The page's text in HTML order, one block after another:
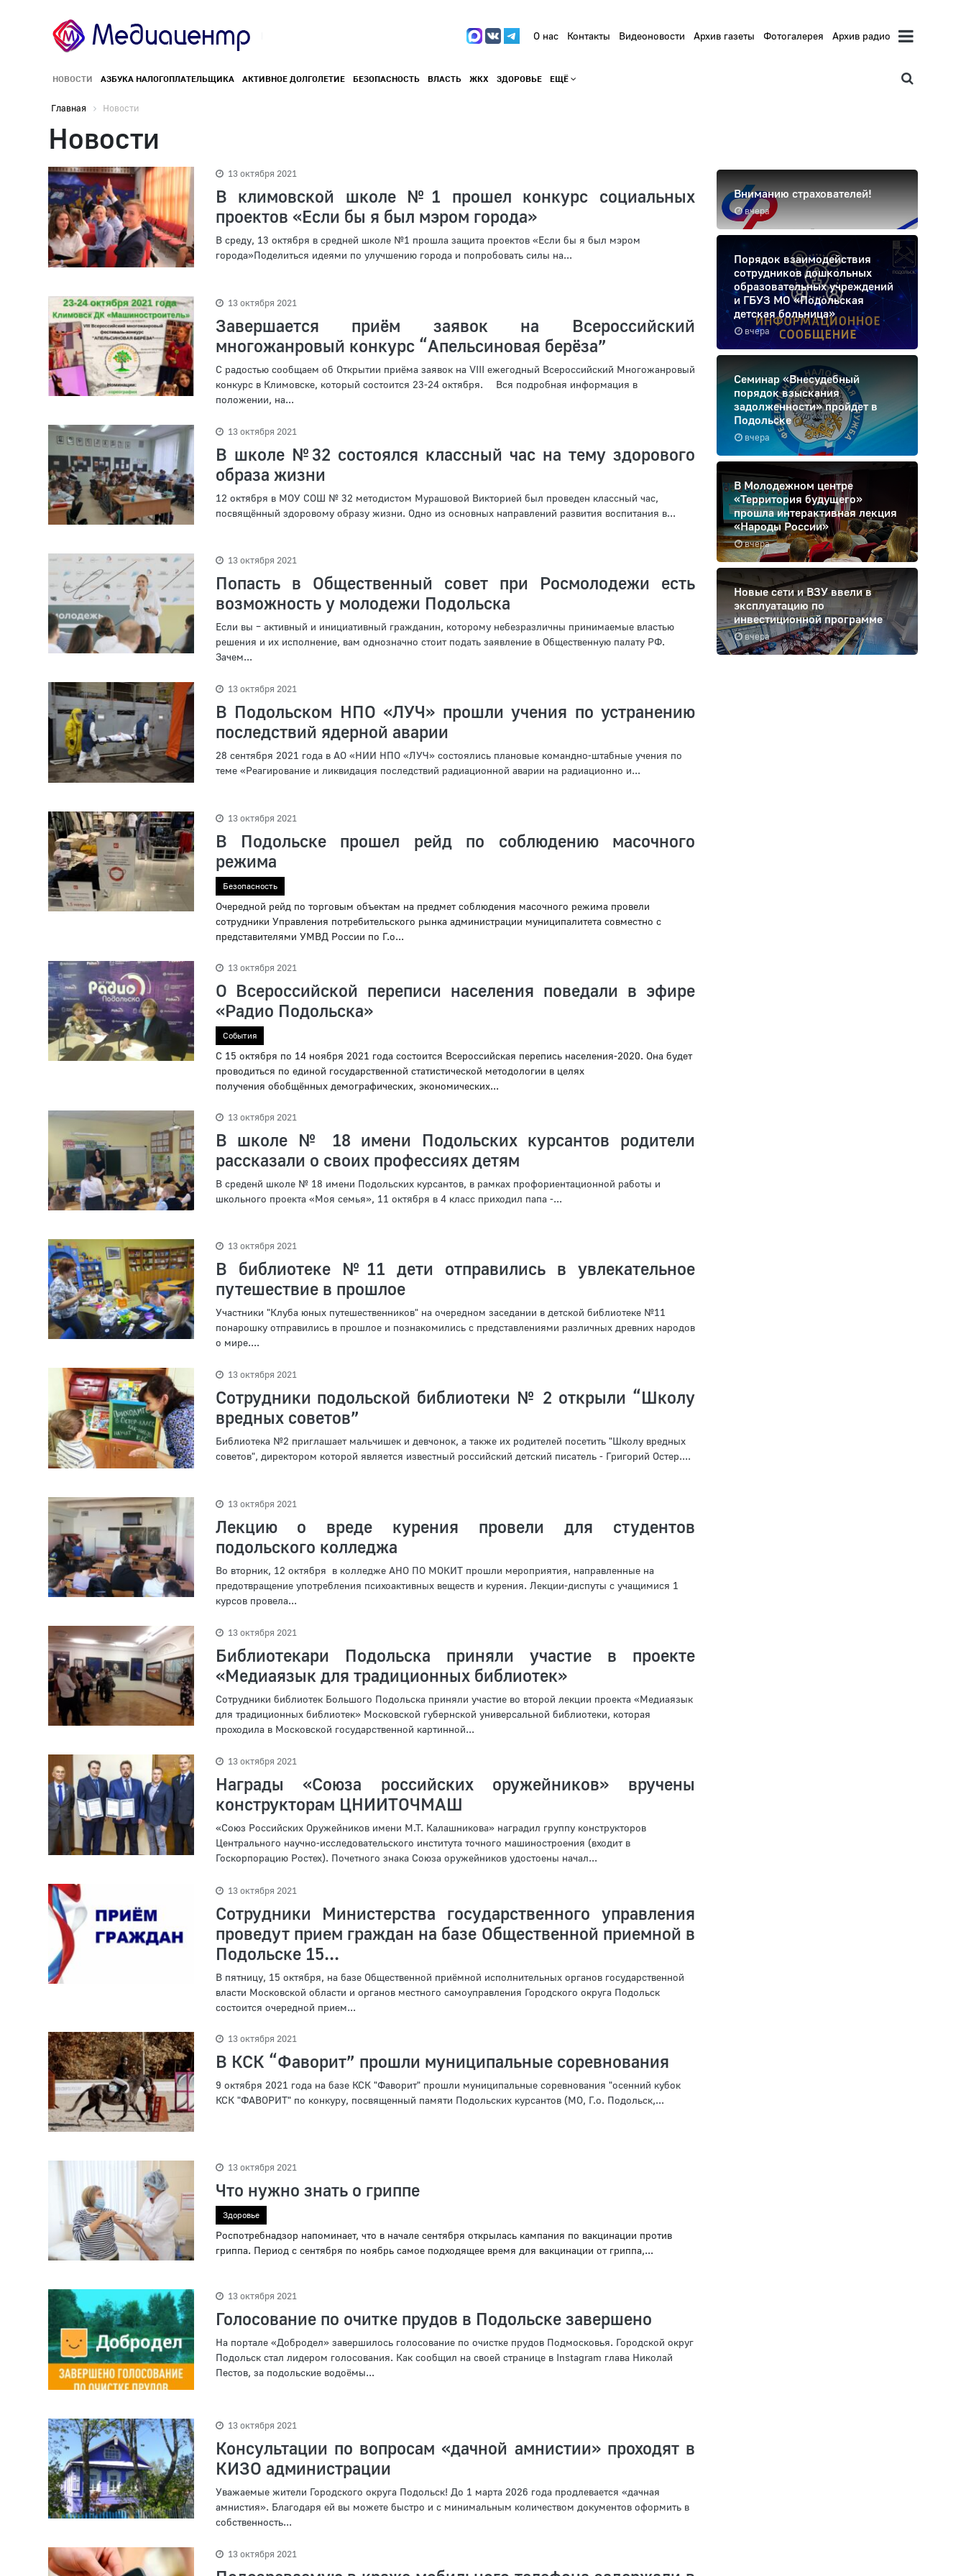
О нас Контакты Видеоновости Архив газеты Фотогалерея Архив радио
НОВОСТИ АЗБУКА НАЛОГОПЛАТЕЛЬЩИКА АКТИВНОЕ ДОЛГОЛЕТИЕ БЕЗОПАСНОСТЬ ВЛАСТЬ ЖКХ ЗДОРОВЬЕ ЕЩЁ
Главная Новости
Новости
13 октября 2021
В климовской школе №1 прошел конкурс социальных
проектов «Если бы я был мэром города»
В среду, 13 октября в средней школе №1 прошла защита проектов «Если бы я был мэром
города»Поделиться идеями по улучшению города и попробовать силы на...
13 октября 2021
Завершается приём заявок на Всероссийский
многожанровый конкурс “Апельсиновая берёза”
С радостью сообщаем об Открытии приёма заявок на VIII ежегодный Всероссийский Многожанровый
конкурс в Климовске, который состоится 23-24 октября. ⠀ Вся подробная информация в
положении, на...
13 октября 2021
В школе №32 состоялся классный час на тему здорового
образа жизни
12 октября в МОУ СОШ № 32 методистом Мурашовой Викторией был проведен классный час,
посвящённый здоровому образу жизни. Одно из основных направлений развития воспитания в...
13 октября 2021
Попасть в Общественный совет при Росмолодежи есть
возможность у молодежи Подольска
Если вы – активный и инициативный гражданин, которому небезразличны принимаемые властью
решения и их исполнение, вам однозначно стоит подать заявление в Общественную палату РФ.
Зачем...
13 октября 2021
В Подольском НПО «ЛУЧ» прошли учения по устранению
последствий ядерной аварии
28 сентября 2021 года в АО «НИИ НПО «ЛУЧ» состоялись плановые командно-штабные учения по
теме «Реагирование и ликвидация последствий радиационной аварии на радиационно и...
13 октября 2021
В Подольске прошел рейд по соблюдению масочного
режима
Безопасность
Очередной рейд по торговым объектам на предмет соблюдения масочного режима провели
сотрудники Управления потребительского рынка администрации муниципалитета совместно с
представителями УМВД России по Г.о...
13 октября 2021
О Всероссийской переписи населения поведали в эфире
«Радио Подольска»
События
С 15 октября по 14 ноября 2021 года состоится Всероссийская перепись населения-2020. Она будет
проводиться по единой государственной статистической методологии в целях
получения обобщённых демографических, экономических...
13 октября 2021
В школе № 18 имени Подольских курсантов родители
рассказали о своих профессиях детям
В среденй школе № 18 имени Подольских курсантов, в рамках профориентационной работы и
школьного проекта «Моя семья», 11 октября в 4 класс приходил папа -...
13 октября 2021
В библиотеке №11 дети отправились в увлекательное
путешествие в прошлое
Участники "Клуба юных путешественников" на очередном заседании в детской библиотеке №11
понарошку отправились в прошлое и познакомились с представлениями различных древних народов
о мире....
13 октября 2021
Сотрудники подольской библиотеки № 2 открыли “Школу
вредных советов”
Библиотека №2 приглашает мальчишек и девчонок, а также их родителей посетить "Школу вредных
советов", директором которой является известный российский детский писатель - Григорий Остер....
13 октября 2021
Лекцию о вреде курения провели для студентов
подольского колледжа
Во вторник, 12 октября в колледже АНО ПО МОКИТ прошли мероприятия, направленные на
предотвращение употребления психоактивных веществ и курения. Лекции-диспуты с учащимися 1
курсов провела...
13 октября 2021
Библиотекари Подольска приняли участие в проекте
«Медиаязык для традиционных библиотек»
Сотрудники библиотек Большого Подольска приняли участие во второй лекции проекта «Медиаязык
для традиционных библиотек» Московской губернской универсальной библиотеки, которая
проходила в Московской государственной картинной...
13 октября 2021
Награды «Союза российских оружейников» вручены
конструкторам ЦНИИТОЧМАШ
«Союз Российских Оружейников имени М.Т. Калашникова» наградил группу конструкторов
Центрального научно-исследовательского института точного машиностроения (входит в
Госкорпорацию Ростех). Почетного знака Союза оружейников удостоены начал...
13 октября 2021
Сотрудники Министерства государственного управления
проведут прием граждан на базе Общественной приемной в
Подольске 15...
В пятницу, 15 октября, на базе Общественной приёмной исполнительных органов государственной
власти Московской области и органов местного самоуправления Городского округа Подольск
состоится очередной прием...
13 октября 2021
В КСК “Фаворит” прошли муниципальные соревнования
9 октября 2021 года на базе КСК "Фаворит" прошли муниципальные соревнования "осенний кубок
КСК "ФАВОРИТ" по конкуру, посвященный памяти Подольских курсантов (МО, Г.о. Подольск,...
13 октября 2021
Что нужно знать о гриппе
Здоровье
Роспотребнадзор напоминает, что в начале сентября открылась кампания по вакцинации против
гриппа. Период с сентября по ноябрь самое подходящее время для вакцинации от гриппа,...
13 октября 2021
Голосование по очитке прудов в Подольске завершено
На портале «Добродел» завершилось голосование по очистке прудов Подмосковья. Городской округ
Подольск стал лидером голосования. Как сообщил на своей странице в Instagram глава Николай
Пестов, за подольские водоёмы...
13 октября 2021
Консультации по вопросам «дачной амнистии» проходят в
КИЗО администрации
Уважаемые жители Городского округа Подольск! До 1 марта 2026 года продлевается «дачная
амнистия». Благодаря ей вы можете быстро и с минимальным количеством документов оформить в
собственность...
13 октября 2021
вчера
Вниманию страхователей!
вчера
Порядок взаимодействия
сотрудников дошкольных
образовательных учреждений
и ГБУЗ МО «Подольская
детская больница»
вчера
Семинар «Внесудебный
порядок взыскания
задолженности» пройдет в
Подольске
вчера
В Молодежном центре
«Территория будущего»
прошла интерактивная лекция
«Народы России»
вчера
Новые сети и ВЗУ ввели в
эксплуатацию по
инвестиционной программе